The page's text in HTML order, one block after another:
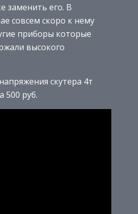
заменить его. В
совсем скоро к нему
приборы которые
высокого
скутера 4т
500 руб.